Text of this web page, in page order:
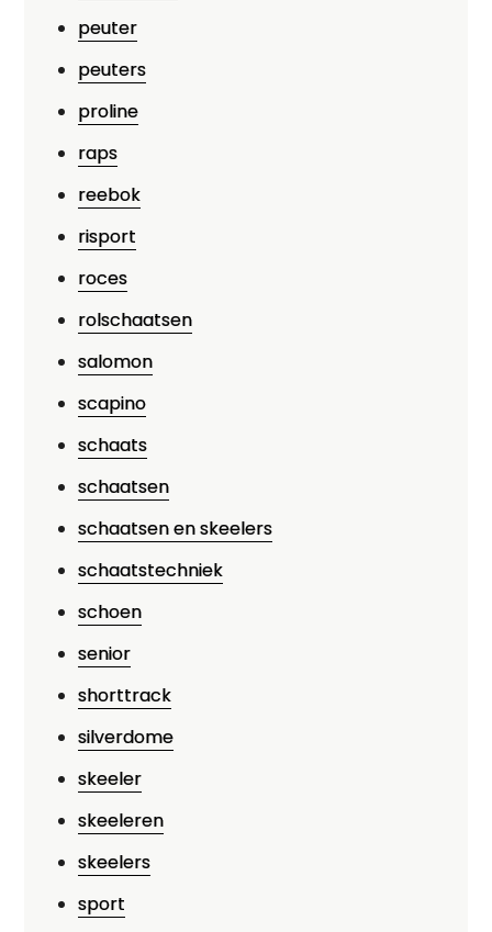
peuter
peuters
proline
raps
reebok
risport
roces
rolschaatsen
salomon
scapino
schaats
schaatsen
schaatsen en skeelers
schaatstechniek
schoen
senior
shorttrack
silverdome
skeeler
skeeleren
skeelers
sport